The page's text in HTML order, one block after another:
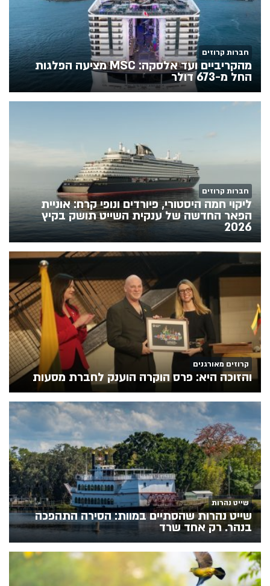
חברות קרוזים
מהקריביים ועד אלסקה: MSC מציעה הפלגות
החל מ-673 דולר
חברות קרוזים
ליקוי חמה היסטורי, פיורדים ונופי קרח: אוניית
הפאר החדשה של ענקית השייט תושק בקיץ
2026
קרוזים מאורגנים
והזוכה היא: פרס הוקרה הוענק לחברת מסעות
שייט נהרות
שייט נהרות שהסתיים במוות: הסירה התהפכה
בנהר. רק אחד שרד